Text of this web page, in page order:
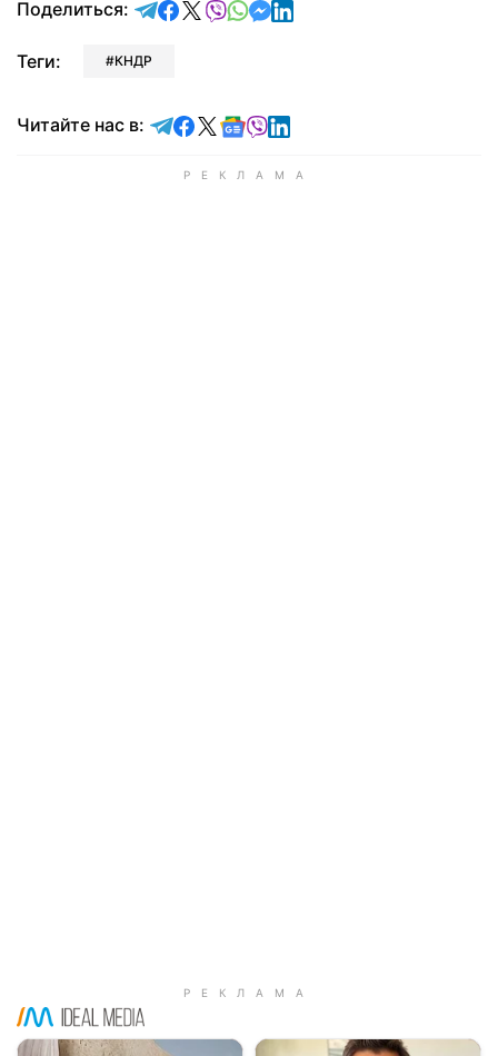
Поделиться: отправить в Telegram
поделиться в Facebook
поделиться в X
отправить в Viber
отправить в Whatsapp
отправить в Messenger
отправить в LinkedIn
Теги: КНДР
Читайте нас в: Читайте в Telegram
Читайте в Facebook
Читайте в X
Читайте в Google news
Читайте в Viber
Читайте в LinkedIn